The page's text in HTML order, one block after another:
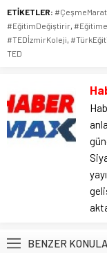
ETİKETLER:
#EğitimDeğiştirir,
#TEDİzmirKoleji,
TED
BENZER